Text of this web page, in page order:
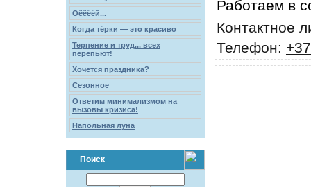
Оёёёёй...
Когда тёрки — это красиво
Терпение и труд... всех
перепьют!
Хочется праздника?
Сезонное
Ответим минимализмом на
вызовы кризиса!
Напольная луна
Поиск
Работаем в
Контактное
Телефон: